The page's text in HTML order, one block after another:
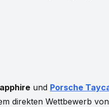
und Porsche
direkten Wettbewerb